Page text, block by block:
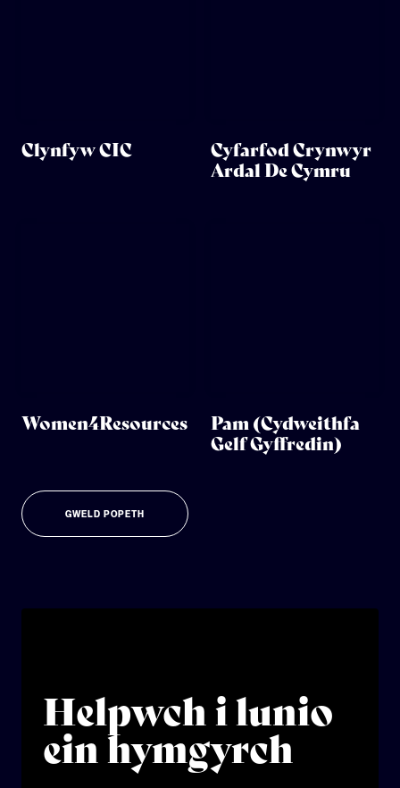
Clynfyw CIC
Cyfarfod Crynwyr
Ardal De Cymru
Women4Resources
Pam (Cydweithfa
Gelf Gyffredin)
GWELD POPETH
Helpwch i lunio
ein hymgyrch